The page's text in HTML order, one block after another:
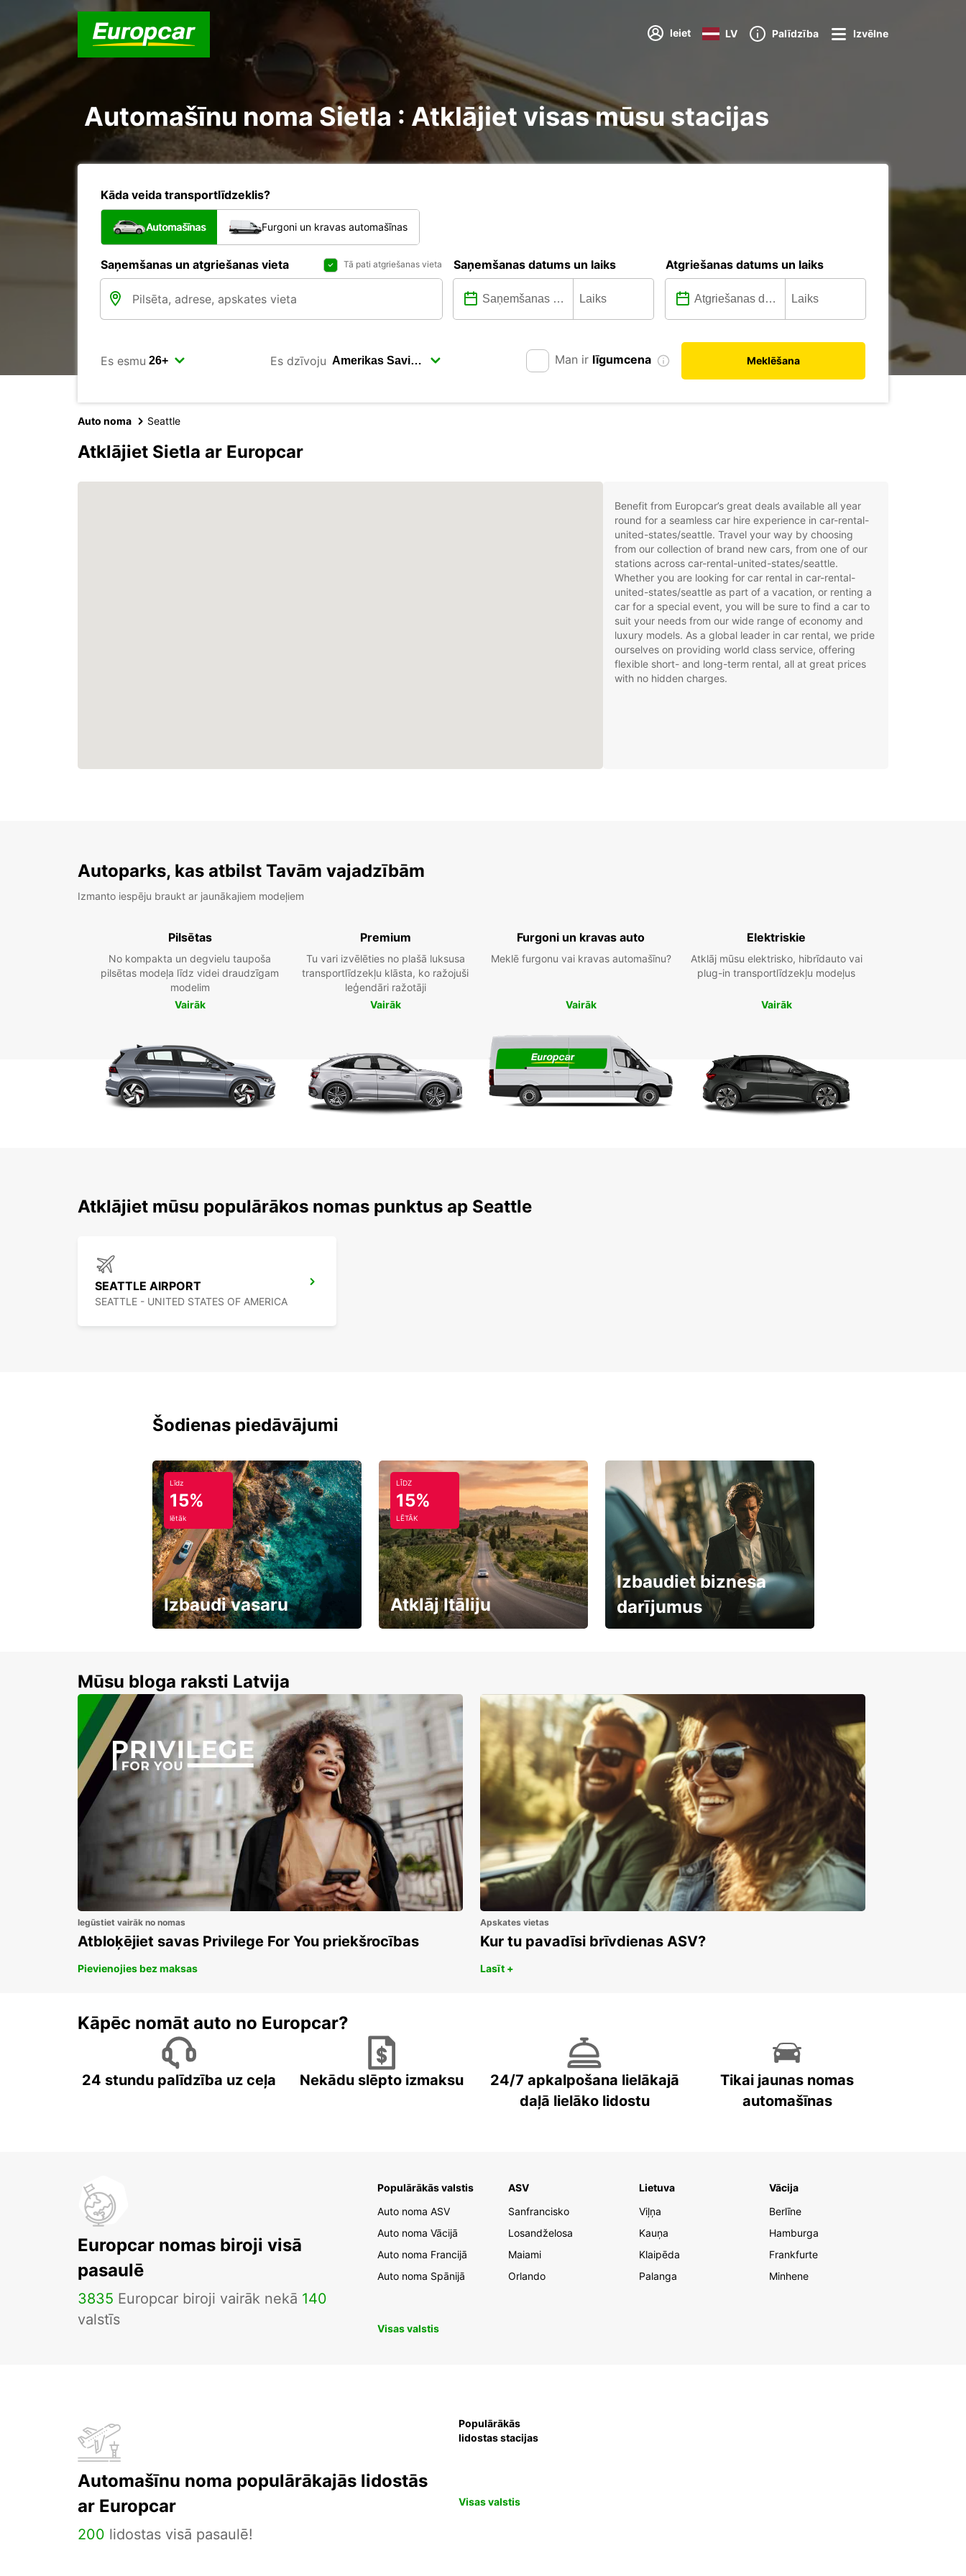
Ieiet LV Palīdzība Izvēlne
Automašīnu noma Sietla : Atklājiet visas mūsu stacijas
Kāda veida transportlīdzeklis?
Automašīnas Furgoni un kravas automašīnas
Saņemšanas un atgriešanas vieta Tā pati atgriešanas vieta Saņemšanas datums un laiks Atgriešanas datums un laiks
Es esmu Es dzīvoju Man ir līgumcena Meklēšana
Auto noma Seattle
Atklājiet Sietla ar Europcar
Benefit from Europcar’s great deals available all year
round for a seamless car hire experience in car-rental-
united-states/seattle. Travel your way by choosing
from our collection of brand new cars, from one of our
stations across car-rental-united-states/seattle.
Whether you are looking for car rental in car-rental-
united-states/seattle as part of a vacation, or renting a
car for a special event, you will be sure to find a car to
suit your needs from our wide range of economy and
luxury models. As a global leader in car rental, we pride
ourselves on providing world class service, offering
flexible short- and long-term rental, all at great prices
with no hidden charges.
Autoparks, kas atbilst Tavām vajadzībām
Izmanto iespēju braukt ar jaunākajiem modeļiem
Pilsētas
No kompakta un degvielu taupoša
pilsētas modeļa līdz videi draudzīgam
modelim
Vairāk
Premium
Tu vari izvēlēties no plašā luksusa
transportlīdzekļu klāsta, ko ražojuši
leģendāri ražotāji
Vairāk
Furgoni un kravas auto
Meklē furgonu vai kravas automašīnu?
Vairāk
Elektriskie
Atklāj mūsu elektrisko, hibrīdauto vai
plug-in transportlīdzekļu modeļus
Vairāk
Atklājiet mūsu populārākos nomas punktus ap Seattle
SEATTLE AIRPORT
SEATTLE - UNITED STATES OF AMERICA
Šodienas piedāvājumi
Līdz
15%
lētāk
Izbaudi vasaru
LĪDZ
15%
LĒTĀK
Atklāj Itāliju
Izbaudiet biznesa
darījumus
Mūsu bloga raksti Latvija
Iegūstiet vairāk no nomas
Atbloķējiet savas Privilege For You priekšrocības
Pievienojies bez maksas
Apskates vietas
Kur tu pavadīsi brīvdienas ASV?
Lasīt +
Kāpēc nomāt auto no Europcar?
24 stundu palīdzība uz ceļa Nekādu slēpto izmaksu
24/7 apkalpošana lielākajā
daļā lielāko lidostu
Tikai jaunas nomas
automašīnas
Europcar nomas biroji visā
pasaulē
3835 Europcar biroji vairāk nekā 140
valstīs
Populārākās valstis
Auto noma ASV
Auto noma Vācijā
Auto noma Francijā
Auto noma Spānijā
ASV
Sanfrancisko
Losandželosa
Maiami
Orlando
Lietuva
Viļņa
Kauņa
Klaipēda
Palanga
Vācija
Berlīne
Hamburga
Frankfurte
Minhene
Visas valstis
Automašīnu noma populārākajās lidostās
ar Europcar
200 lidostas visā pasaulē!
Populārākās
lidostas stacijas
Visas valstis